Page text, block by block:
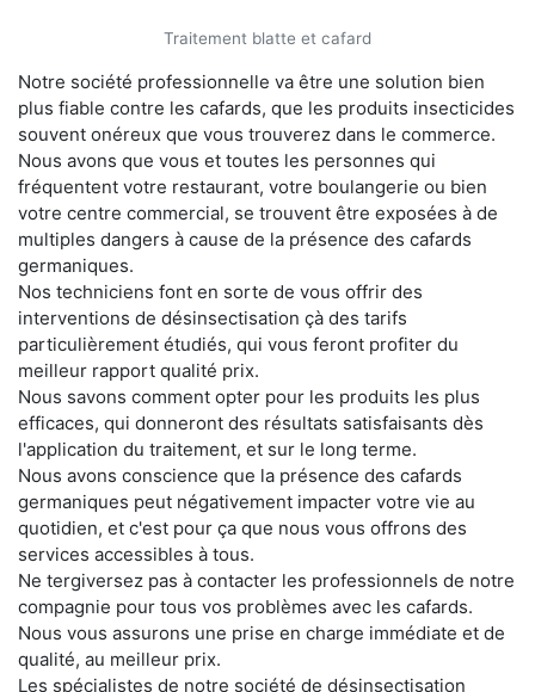
Traitement blatte et cafard
Notre société professionnelle va être une solution bien
plus fiable contre les cafards, que les produits insecticides
souvent onéreux que vous trouverez dans le commerce.
Nous avons que vous et toutes les personnes qui
fréquentent votre restaurant, votre boulangerie ou bien
votre centre commercial, se trouvent être exposées à de
multiples dangers à cause de la présence des cafards
germaniques.
Nos techniciens font en sorte de vous offrir des
interventions de désinsectisation çà des tarifs
particulièrement étudiés, qui vous feront profiter du
meilleur rapport qualité prix.
Nous savons comment opter pour les produits les plus
efficaces, qui donneront des résultats satisfaisants dès
l'application du traitement, et sur le long terme.
Nous avons conscience que la présence des cafards
germaniques peut négativement impacter votre vie au
quotidien, et c'est pour ça que nous vous offrons des
services accessibles à tous.
Ne tergiversez pas à contacter les professionnels de notre
compagnie pour tous vos problèmes avec les cafards.
Nous vous assurons une prise en charge immédiate et de
qualité, au meilleur prix.
Les spécialistes de notre société de désinsectisation